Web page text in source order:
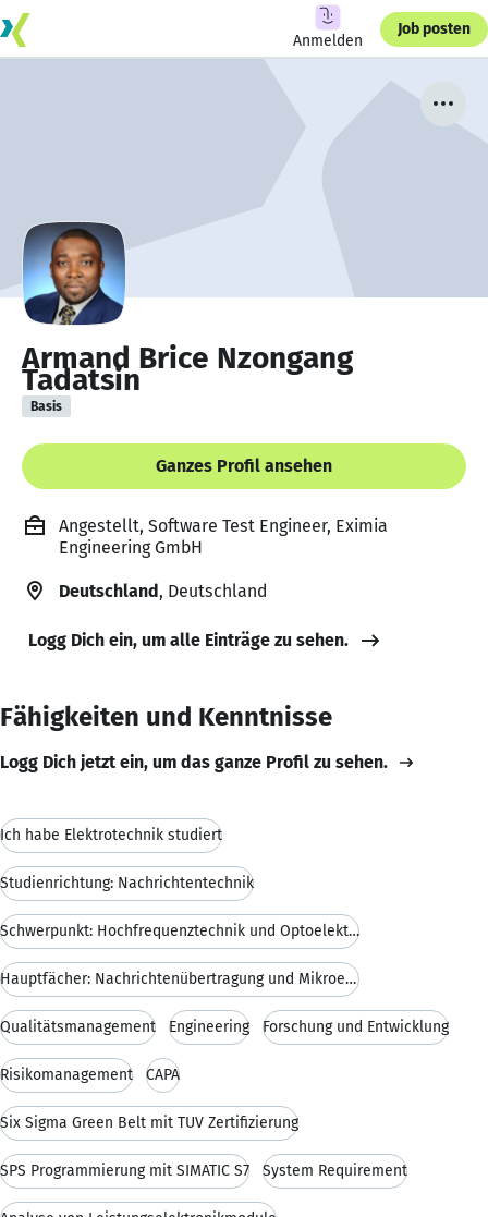
Anmelden
Job posten
Armand Brice Nzongang
Tadatsin
Basis
Ganzes Profil ansehen
Angestellt, Software Test Engineer, Eximia
Engineering GmbH
Deutschland, Deutschland
Logg Dich ein, um alle Einträge zu sehen.
Fähigkeiten und Kenntnisse
Logg Dich jetzt ein, um das ganze Profil zu sehen.
Ich habe Elektrotechnik studiert
Studienrichtung: Nachrichtentechnik
Schwerpunkt: Hochfrequenztechnik und Optoelektroni
Hauptfächer: Nachrichtenübertragung und Mikroelekt
Qualitätsmanagement Engineering Forschung und Entwicklung
Risikomanagement CAPA
Six Sigma Green Belt mit TÜV Zertifizierung
SPS Programmierung mit SIMATIC S7 System Requirement